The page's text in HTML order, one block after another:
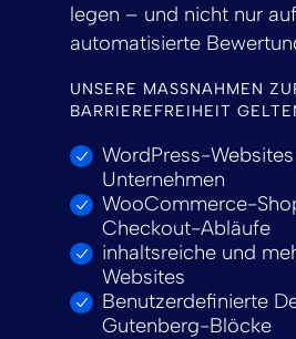
legen – und nicht nur auf
automatisierte
UNSERE MASSNAHMEN ZUR
ARRIEREFREIHEIT
WordPress-
Unternehmen
WooCommerce-
Checkout-Abläufe
inhaltsreiche und
Websites
Benutzerdefinierte
Gutenberg-Blöcke